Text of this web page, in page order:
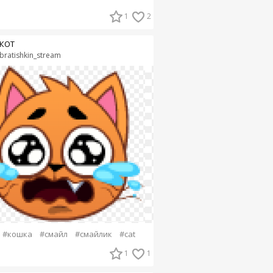
1 2
#кошка #смайл #смайлик #cat
1 1